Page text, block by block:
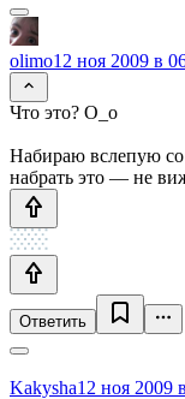
olimo12 ноя 2009 в
Что это? О_о
Набираю вслепую
набрать это — не
Ответить
Kakysha12 ноя 2009